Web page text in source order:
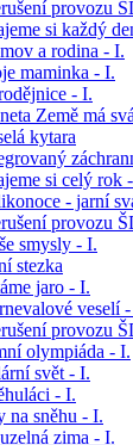
provozu
si každý
a rodina - I.
maminka - I.
- I.
Země má
kytara
si celý rok
- jarní
provozu
smysly - I.
stezka
jaro - I.
veselí
provozu
olympiáda - I.
svět - I.
- I.
na sněhu - I.
zima - I.